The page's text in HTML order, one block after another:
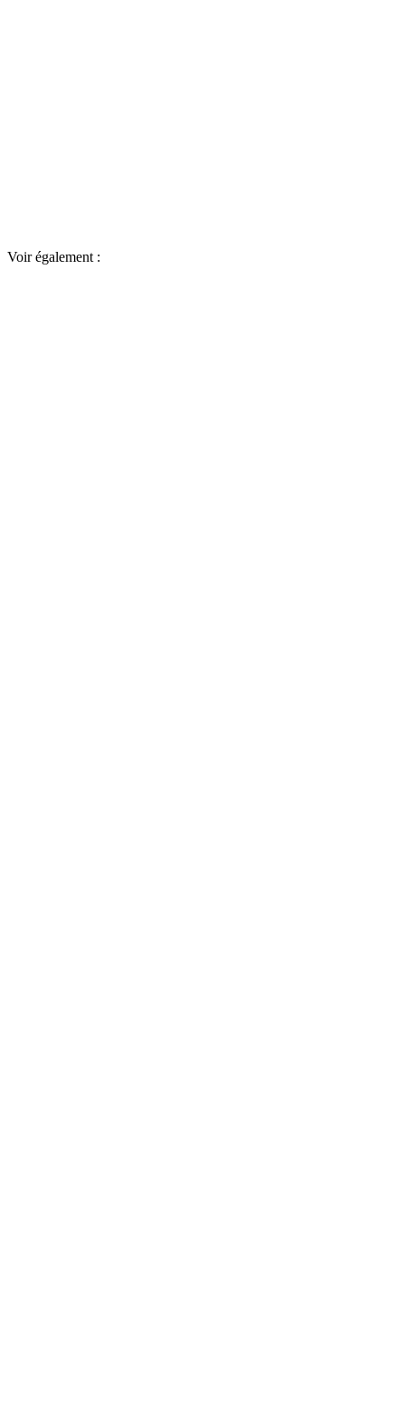
Voir également :